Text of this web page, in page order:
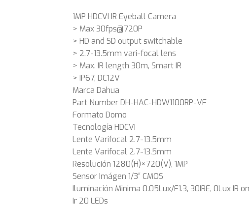
1MP HDCVI IR Eyeball Camera
> Max 30fps@720P
> HD and SD output switchable
> 2.7-13.5mm vari-focal lens
> Max. IR length 30m, Smart IR
> IP67, DC12V
Marca Dahua
Part Number DH-HAC-HDW1100RP-VF
Formato Domo
Tecnología HDCVI
Lente Varifocal 2.7-13.5mm
Lente Varifocal 2.7-13.5mm
Resolución 1280(H)×720(V), 1MP
Sensor Imágen 1/3″ CMOS
Iluminación Minima 0.05Lux/F1.3, 30IRE, 0Lux IR on
Ir 20 LEDs